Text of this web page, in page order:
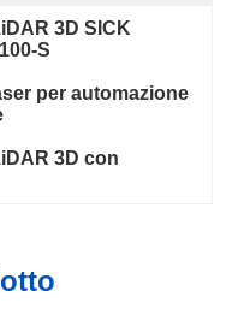
3D SICK
S
per automazione
3D con